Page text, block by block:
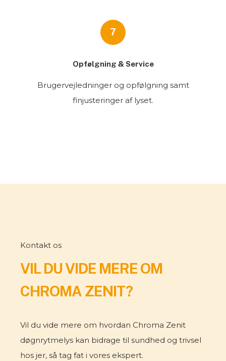
7
Opfølgning & Service
Brugervejledninger og opfølgning samt
finjusteringer af lyset.
Kontakt os
VIL DU VIDE MERE OM
CHROMA ZENIT?
Vil du vide mere om hvordan Chroma Zenit
døgnrytmelys kan bidrage til sundhed og trivsel
hos jer, så tag fat i vores ekspert.